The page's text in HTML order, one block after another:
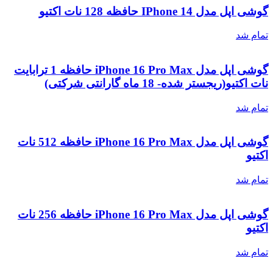
گوشی اپل مدل IPhone 14 حافظه 128 نات اکتیو
تمام شد
گوشی اپل مدل iPhone 16 Pro Max حافظه 1 ترابایت
نات اکتیو(ریجستر شده- 18 ماه گارانتی شرکتی)
تمام شد
گوشی اپل مدل iPhone 16 Pro Max حافظه 512 نات
اکتیو
تمام شد
گوشی اپل مدل iPhone 16 Pro Max حافظه 256 نات
اکتیو
تمام شد